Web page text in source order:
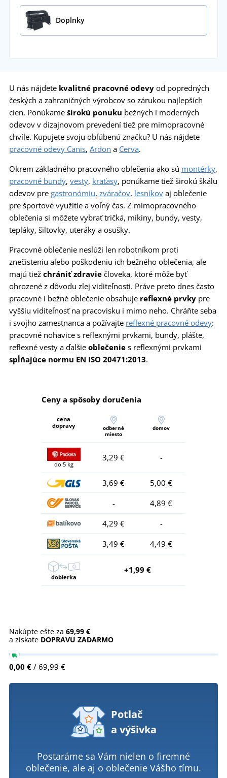
Doplnky
U nás nájdete kvalitné pracovné odevy od popredných
českých a zahraničných výrobcov so zárukou najlepších
cien. Ponúkame širokú ponuku bežných i moderných
odevov v dizajnovom prevedení tiež pre mimopracovné
chvíle. Kupujete svoju obľúbenú značku? U nás nájdete
pracovné odevy Canis, Ardon a Cerva.
Okrem základného pracovného oblečenia ako sú montérky,
pracovné bundy, vesty, kraťasy, ponúkame tiež širokú škálu
odevov pre gastronómiu, zváračov, lesníkov aj oblečenie
pre športové využitie a voľný čas. Z mimopracovného
oblečenia si môžete vybrať tričká, mikiny, bundy, vesty,
tepláky, šiltovky, uteráky a osušky.
Pracovné oblečenie neslúži len robotníkom proti
znečisteniu alebo poškodeniu ich bežného oblečenia, ale
majú tiež chrániť zdravie človeka, ktoré môže byť
ohrozené z dôvodu zlej viditeľnosti. Práve preto dnes často
pracovné i bežné oblečenie obsahuje reflexné prvky pre
vyššiu viditeľnosť na pracovisku i mimo neho. Chráňte seba
i svojho zamestnanca a požívajte reflexné pracovné odevy:
pracovné nohavice s reflexnými prvkami, bundy, plášte,
reflexné vesty a ďalšie oblečenie s reflexnými prvkami
spĺňajúce normu EN ISO 20471:2013.
Ceny a spôsoby doručenia
cena
dopravy
odberné
miesto
domov
do 5 kg
3,29 € -
3,69 €
5,00 €
-
4,89 €
4,29 €
-
3,49 €
4,49 €
dobierka
+1,99 €
Nakúpte ešte za 69,99 €
a získate DOPRAVU ZADARMO
0,00 € / 69,99 €
Potlač
a výšivka
Postaráme sa Vám nielen o firemné
oblečenie, ale aj o oblečenie Vášho tímu.